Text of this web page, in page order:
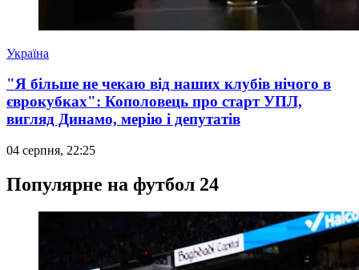
Україна
"Я більше не чекаю від наших клубів нічого в
єврокубках": Кополовець про старт УПЛ,
вигляд Динамо, мерію і депутатів
04 серпня, 22:25
Популярне на футбол 24